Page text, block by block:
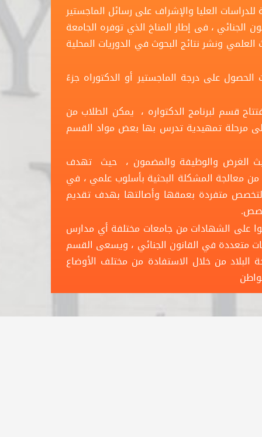
العليا والإشراف على رسائل الماجستير
الجنائي ، فى إطار المناخ الذي توفره الجامعة
ونشر نتائج البحوث في الدوريات المحلية
على درجة الماجستير أو الدكتوراه جزءً
قسم لبرنامج الدكتواره ، يمكن الطلاب من
مرحلة تمهيدية تدرس بها بعض مواد القسم
حيث الغرض والوظيفة والمضمون ، حيث تهدف
من معالجة المشكلة البحثية بأسلوب علمي ، في
متفردة بعمقها وأصالتها بهدف تقديم
على الشهادات من جامعات مختلفة أي مدارس
متعددة في القانون الجنائي ، ويسعى القسم
البلاد من خلال الاستفادة من مختلف الأوضاع